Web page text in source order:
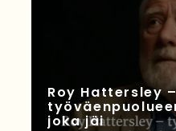
Roy Hattersley
joka jäi